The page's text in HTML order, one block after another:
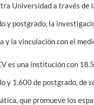
Universidad a través de
y postgrado, la
y la vinculación con el
es una institución con
y 1.600 de postgrado, de
que promueve los